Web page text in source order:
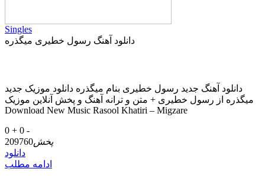
Singles
دانلود آهنگ رسول خطیری میگذره
دانلود آهنگ جدید رسول خطیری بنام میگذره دانلود موزیک جدید
میگذره از رسول خطیری + متن و ترانه آهنگ و پخش آنلاین موزیک
Download New Music Rasool Khatiri – Migzare
0 + 0 -
پخش209760
دانلود
ادامه مطلب